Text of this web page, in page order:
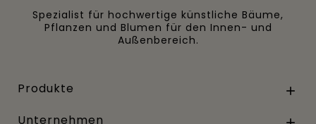
Spezialist für hochwertige künstliche Bäume,
Pflanzen und Blumen für den Innen- und
Außenbereich.
Produkte 
Unternehmen